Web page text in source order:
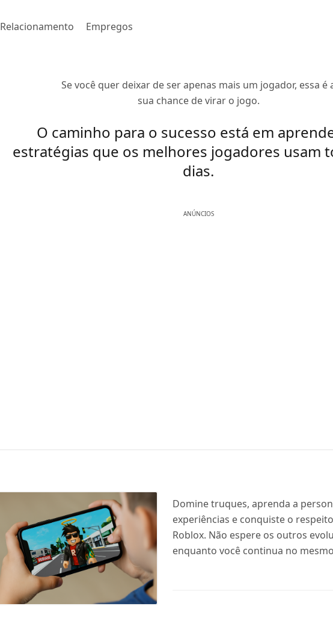
Relacionamento Empregos
Se você quer deixar de ser apenas mais um jogador, essa é
sua chance de virar o jogo.
O caminho para o sucesso está em
estratégias que os melhores jogadores usam
dias.
ANÚNCIOS
Domine truques, aprenda a
experiências e conquiste o
Roblox. Não espere os outros
enquanto você continua no